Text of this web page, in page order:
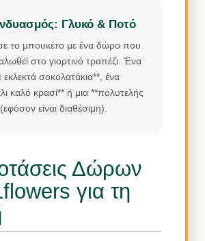
Γλυκό & Ποτό
το μπουκέτο με ένα δώρο που
στο γιορτινό τραπέζι. Ένα
εκλεκτά σοκολατάκια**, ένα
καλό κρασί** ή μια **πολυτελής
είναι διαθέσιμη).
Δώρων
για τη